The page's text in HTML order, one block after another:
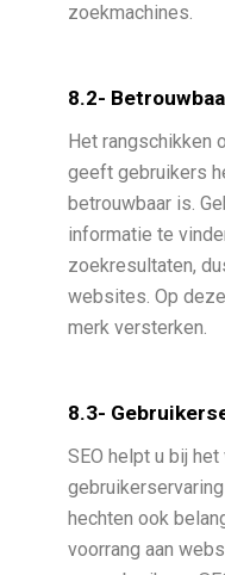
zoekmachines.
8.2-
Het rangschikken
geeft gebruikers
betrouwbaar is.
informatie te
zoekresultaten,
websites. Op
merk versterken.
8.3-
SEO helpt u bij
hechten ook
voorrang aan